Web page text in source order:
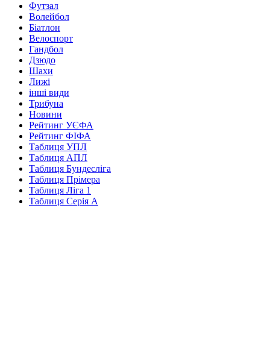
Футзал
Волейбол
Біатлон
Велоспорт
Гандбол
Дзюдо
Шахи
Лижі
інші види
Трибуна
Новини
Рейтинг УЄФА
Рейтинг ФІФА
Таблиця УПЛ
Таблиця АПЛ
Таблиця Бундесліга
Таблиця Прімера
Таблиця Ліга 1
Таблиця Серія А